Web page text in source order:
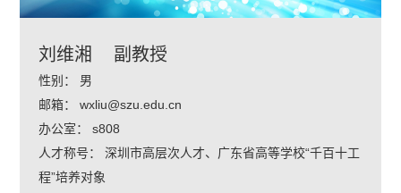
刘维湘 副教授
性别：
男
邮箱：
wxliu@szu.edu.cn
办公室：
s808
人才称号：
深圳市高层次人才、广东省高等学校“千百十工
程”培养对象